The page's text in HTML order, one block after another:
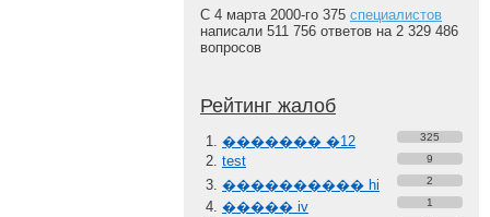
С 4 марта 2000-го 375 специалистов
написали 511 756 ответов на 2 329 486
вопросов
Рейтинг жалоб
������� �12 325
test 9
���������� hi 2
����� iv 1